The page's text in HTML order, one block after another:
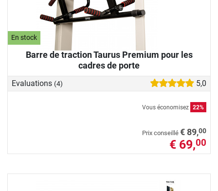
En stock
Barre de traction Taurus Premium pour les
cadres de porte
Evaluations (4) 5,0
Vous économisez 22%
Prix conseillé € 89,00
€ 69,00